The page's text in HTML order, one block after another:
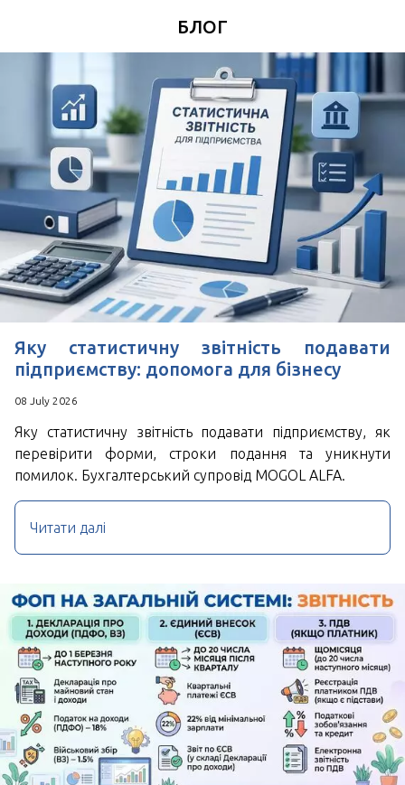
Зручний час для дзвінка
Поля позначені знаком*обов'язкові для
заповнення
Натискаючи кнопку Надіслати Ви погоджуєтесь з
Угода користувача
БЛОГ
Яку статистичну звітність подавати
підприємству: допомога для бізнесу
08 July 2026
Яку статистичну звітність подавати підприємству, як
перевірити форми, строки подання та уникнути
помилок. Бухгалтерський супровід MOGOL ALFA.
Читати далі